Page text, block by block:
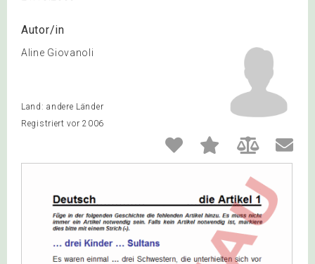
Autor/in
Aline Giovanoli
Land: andere Länder
Registriert vor 2006